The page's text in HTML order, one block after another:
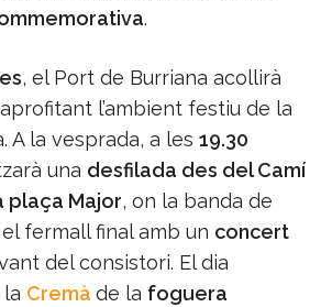
.
, el Port de Burriana acollirà
l’ambient festiu de la
A la vesprada, a les 19.30
una desfilada des del Camí
plaça Major, on la banda de
fermall final amb un concert
del consistori. El dia
Cremà de la foguera